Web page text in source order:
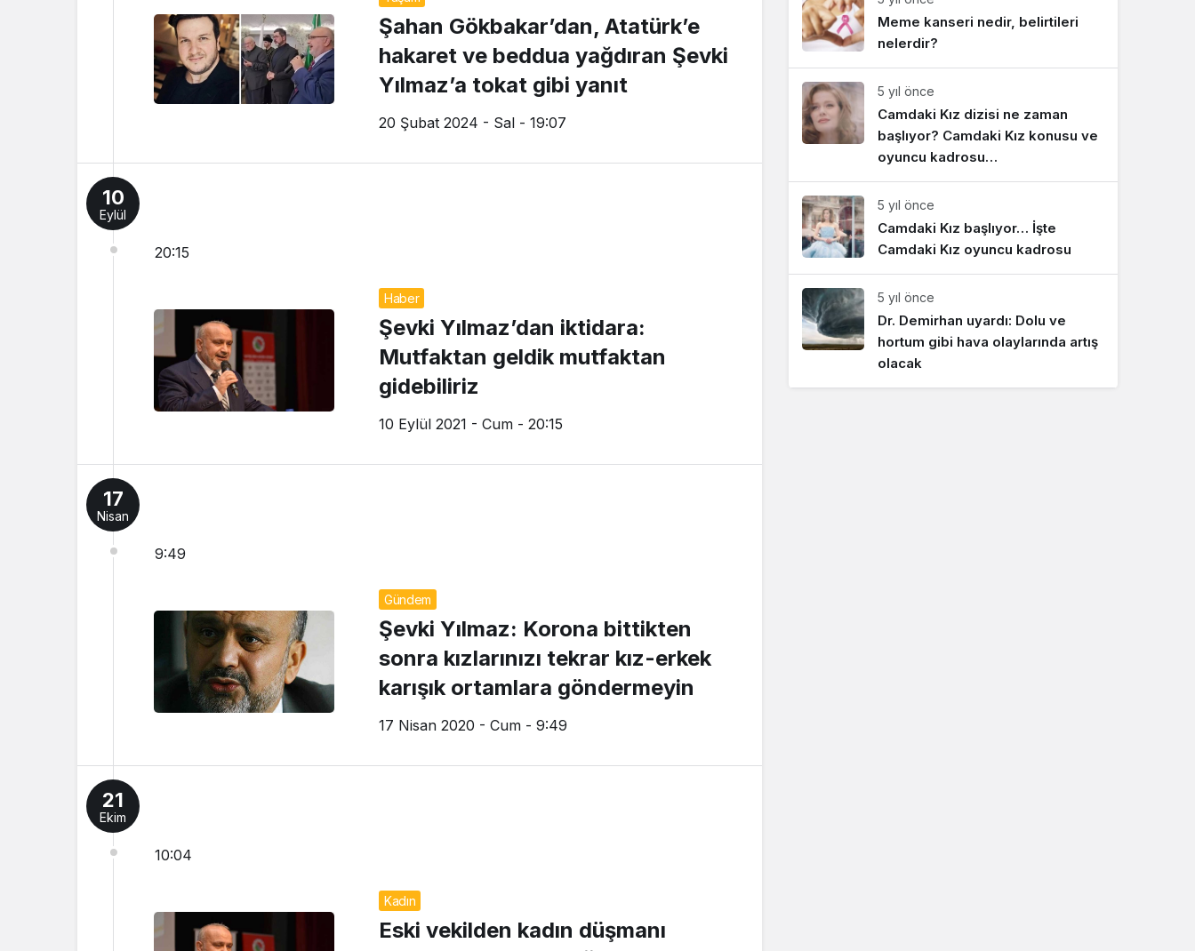
Şahan Gökbakar’dan, Atatürk’e
hakaret ve beddua yağdıran Şevki
Yılmaz’a tokat gibi yanıt
20 Şubat 2024 - Sal - 19:07
10
Eylül
20:15
Haber
Şevki Yılmaz’dan iktidara:
Mutfaktan geldik mutfaktan
gidebiliriz
10 Eylül 2021 - Cum - 20:15
17
Nisan
9:49
Gündem
Şevki Yılmaz: Korona bittikten
sonra kızlarınızı tekrar kız-erkek
karışık ortamlara göndermeyin
17 Nisan 2020 - Cum - 9:49
21
Ekim
10:04
Kadın
Eski vekilden kadın düşmanı
Meme kanseri nedir, belirtileri
nelerdir?
5 yıl önce
Camdaki Kız dizisi ne zaman
başlıyor? Camdaki Kız konusu ve
oyuncu kadrosu…
5 yıl önce
Camdaki Kız başlıyor… İşte
Camdaki Kız oyuncu kadrosu
5 yıl önce
Dr. Demirhan uyardı: Dolu ve
hortum gibi hava olaylarında artış
olacak